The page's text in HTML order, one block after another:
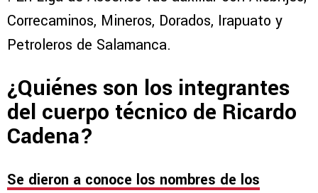
Correcaminos, Mineros, Dorados, Irapuato y
Petroleros de Salamanca.
¿Quiénes son los integrantes
del cuerpo técnico de Ricardo
Cadena?
Se dieron a conoce los nombres de los